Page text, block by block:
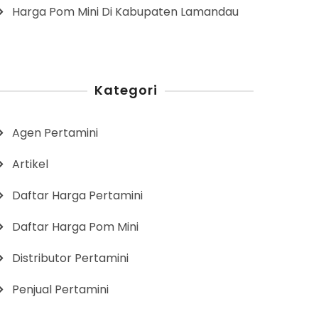
Harga Pom Mini Di Kabupaten Lamandau
Kategori
Agen Pertamini
Artikel
Daftar Harga Pertamini
Daftar Harga Pom Mini
Distributor Pertamini
Penjual Pertamini